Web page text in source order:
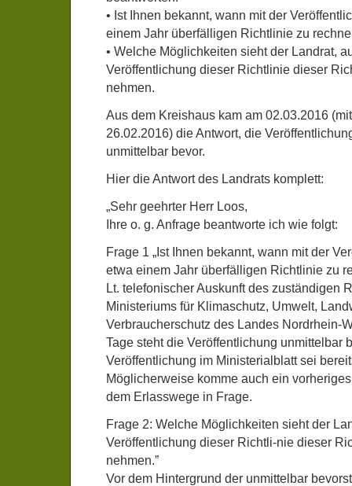
• Ist Ihnen bekannt, wann mit der
einem Jahr überfälligen Richtlinie zu
• Welche Möglichkeiten sieht der Landrat,
Veröffentlichung dieser Richtlinie dieser
nehmen.
Aus dem Kreishaus kam am 02.03.2016
26.02.2016) die Antwort, die
unmittelbar bevor.
Hier die Antwort des Landrats komplett:
„Sehr geehrter Herr Loos,
Ihre o. g. Anfrage beantworte ich wie folgt:
Frage 1 „Ist Ihnen bekannt, wann mit der
etwa einem Jahr überfälligen Richtlinie zu
Lt. telefonischer Auskunft des zuständigen
Ministeriums für Klimaschutz, Umwelt,
Verbraucherschutz des Landes Nordrhein-
Tage steht die Veröffentlichung unmittelbar
Veröffentlichung im Ministerialblatt sei
Möglicherweise komme auch ein
dem Erlasswege in Frage.
Frage 2: Welche Möglichkeiten sieht der
Veröffentlichung dieser Richtli-nie dieser
nehmen.”
Vor dem Hintergrund der unmittelbar